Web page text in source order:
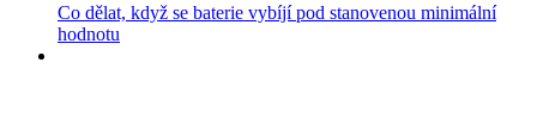
Co dělat, když se baterie vybíjí pod stanovenou minimální
hodnotu